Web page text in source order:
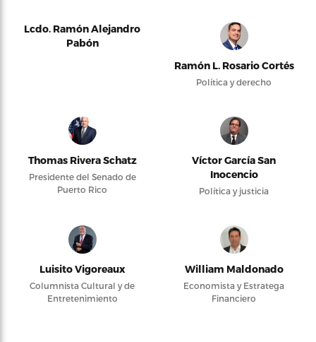
Lcdo. Ramón Alejandro
Pabón
Ramón L. Rosario Cortés
Política y derecho
Thomas Rivera Schatz
Presidente del Senado de
Puerto Rico
Víctor García San
Inocencio
Política y justicia
Luisito Vigoreaux
Columnista Cultural y de
Entretenimiento
William Maldonado
Economista y Estratega
Financiero